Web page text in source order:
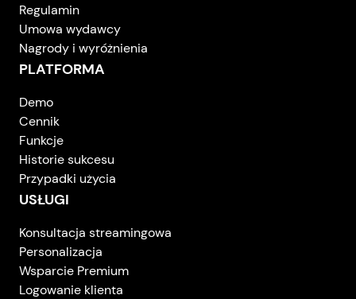
Regulamin
Umowa wydawcy
Nagrody i wyróżnienia
PLATFORMA
Demo
Cennik
Funkcje
Historie sukcesu
Przypadki użycia
USŁUGI
Konsultacja streamingowa
Personalizacja
Wsparcie Premium
Logowanie klienta